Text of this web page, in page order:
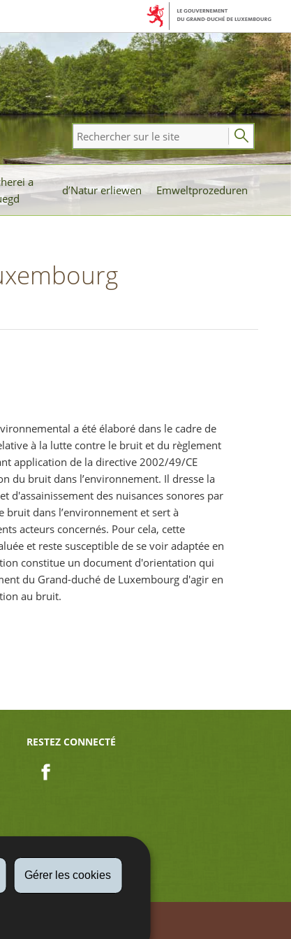
Gérer les cookies
a
d’Natur erliewen Emweltprozeduren
Rechercher
sur
le
site
a été élaboré dans le cadre de
à la lutte contre le bruit et du règlement
application de la directive 2002/49/CE
du bruit dans l’environnement. Il dresse la
d'assainissement des nuisances sonores par
bruit dans l’environnement et sert à
acteurs concernés. Pour cela, cette
et reste susceptible de se voir adaptée en
constitue un document d'orientation qui
du Grand-duché de Luxembourg d'agir en
au bruit.
RESTEZ CONNECTÉ